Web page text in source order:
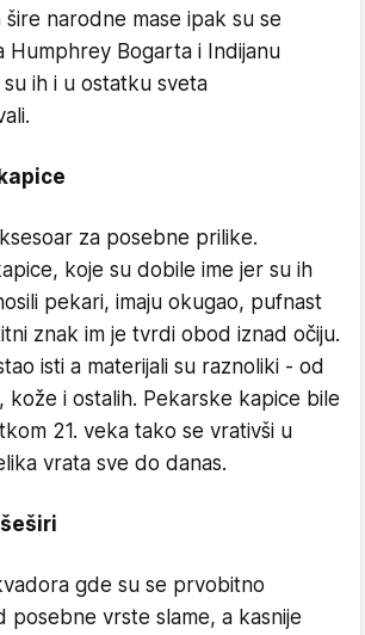
šire narodne mase ipak su se
Humphrey Bogarta i Indijanu
ih i u ostatku sveta
za posebne prilike.
koje su dobile ime jer su ih
pekari, imaju okugao, pufnast
znak im je tvrdi obod iznad očiju.
isti a materijali su raznoliki - od
kože i ostalih. Pekarske kapice bile
21. veka tako se vrativši u
vrata sve do danas.
gde su se prvobitno
posebne vrste slame, a kasnije